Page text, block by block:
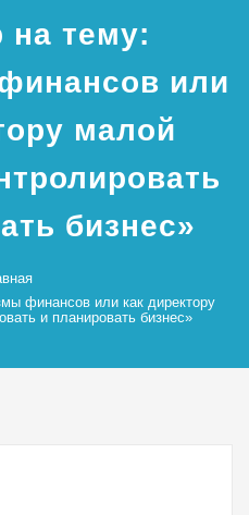
на тему:
или
малой
бизнес»
финансов или как директору
и планировать бизнес»